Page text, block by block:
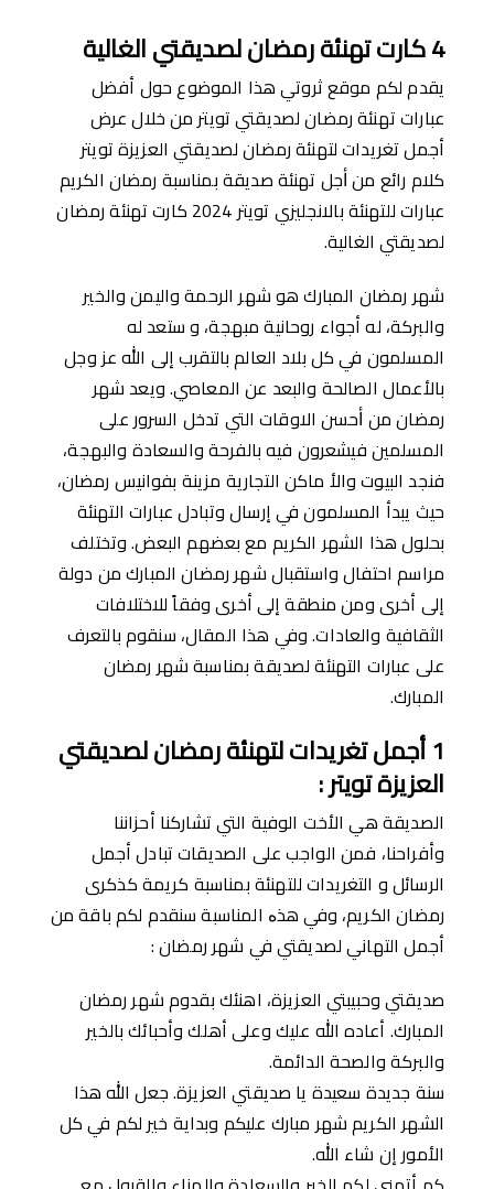
4كارت تهنئةرمضان لصديقتي الغالية
يقدم لكم موقع ثروتي هذا الموضوع حول أفضل
عبارات تهنئة رمضان لصديقتي تويتر من خلال عرض
أجمل تغريدات لتهنئة رمضان لصديقتي العزيزة تويتر
كلام رائع من ﺃجل تهنئة صديقة بمناسبة رمضان الكريم
عبارات للتهنئة بالانجليزي تويتر 2024 كارت تهنئة رمضان
لصديقتي الغالية.
شهر رمضان المبارك هو شهر الرحمة واليمن والخير
والبركة، له أجواء روحانية مبهجة، و ستعد له
المسلمون في كل بلاد العالم بالتقرب إلى الله عز وجل
بالأعمال الصالحة والبعد عن المعاصي. ويعد شهر
رمضان من ﺃحسن الاوقات التي تدخل السرور على
المسلمين فيشعرون فيه بالفرحة والسعادة والبهجة،
فنجد البيوت والأ ماكن التجارية مزينة بفوانيس رمضان،
حيث يبدأ المسلمون في إرسال وتبادل عبارات التهنئة
بحلول هذا الشهر الكريم مع بعضهم البعض. وتختلف
مراسم احتفال واستقبال شهر رمضان المبارك من دولة
إلى أخرى ومن منطقة إلى أخرى وفقاً للاختلافات
الثقافية والعادات. وفي هذا المقال، سنقوم بالتعرف
على عبارات التهنئة لصديقة بمناسبة شهر رمضان
المبارك.
1أجمل تغريدات لتهنئة رمضان لصديقتي
العزيزة تويتر:
الصديقة هي الأخت الوفية التي تشاركنا أحزاننا
وأفراحنا، فمن الواجب على الصديقات تبادل أجمل
الرسائل و التغريدات للتهنئة بمناسبة كريمة كذكرى
رمضان الكريم، وفي هذە المناسبة سنقدم لكم باقة من
أجمل التهاني لصديقتي في شهر رمضان :
صديقتي وحبيبتي العزيزة، اهنئك بقدوم شهر رمضان
المبارك. أعاده الله عليك وعلى أهلك وأحبائك بالخير
والبركة والصحة الدائمة.
سنة جديدة سعيدة يا صديقتي العزيزة. جعل الله هذا
الشهر الكريم شهر مبارك عليكم وبداية خير لكم في كل
الأمور إن شاء الله.